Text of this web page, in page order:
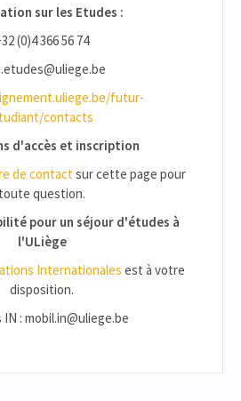
sur les Etudes :
(0)4 366 56 74
futur-
contacts
d'accès et inscription
de contactsur cette page pour
toute question.
pour un séjour d'études à
l'ULiège
Internationales est à votre
disposition.
IN : mobil.in@uliege.be